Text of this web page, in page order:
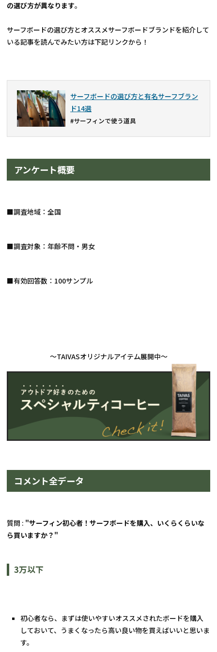
の選び方が異なります。
サーフボードの選び方とオススメサーフボードブランドを紹介して
いる記事を読んでみたい方は下記リンクから！
サーフボードの選び方と有名サーフブラン
ド14選
#サーフィンで使う道具
アンケート概要
■調査地域：全国
■調査対象：年齢不問・男女
■有効回答数：100サンプル
コメント全データ
質問 : "サーフィン初心者！サーフボードを購入、いくらくらいな
ら買いますか？"
3万以下
初心者なら、まずは使いやすいオススメされたボードを購入
しておいて、うまくなったら高い良い物を買えばいいと思いま
す。